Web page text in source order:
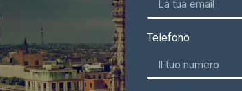
Telefono